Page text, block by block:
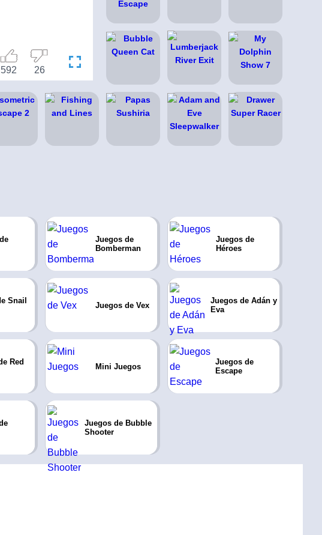
26
592
Juegos de
Bomberman
Juegos de
Héroes
Snail
Juegos de Vex
Juegos de Adán y
Eva
Red
Mini Juegos
Juegos de
Escape
Juegos de Bubble
Shooter